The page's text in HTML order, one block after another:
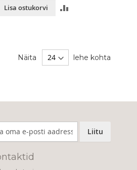
Lisa ostukorvi
Näita lehe kohta
Liitu